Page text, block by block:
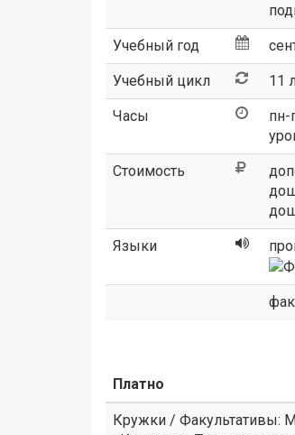
Учебный год
Учебный цикл 11
Часы
пн-
Стоимость
Языки
Платно
Кружки / Факультативы: